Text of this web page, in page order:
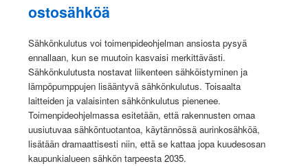
ostosähköä
Sähkönkulutus voi toimenpideohjelman ansiosta pysyä
ennallaan, kun se muutoin kasvaisi merkittävästi.
Sähkönkulutusta nostavat liikenteen sähköistyminen ja
lämpöpumppujen lisääntyvä sähkönkulutus. Toisaalta
laitteiden ja valaisinten sähkönkulutus pienenee.
Toimenpideohjelmassa esitetään, että rakennusten omaa
uusiutuvaa sähköntuotantoa, käytännössä aurinkosähköä,
lisätään dramaattisesti niin, että se kattaa jopa kuudesosan
kaupunkialueen sähkön tarpeesta 2035.